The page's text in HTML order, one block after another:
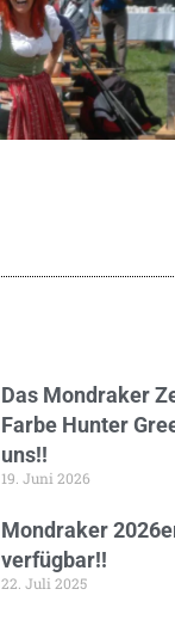
Das Mondraker
Farbe Hunter
uns!!
19. Juni 2026
Mondraker
verfügbar!!
22. Juli 2025